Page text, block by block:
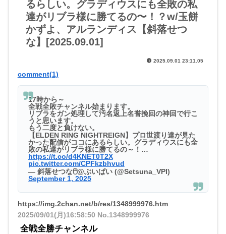
るらしい。グラディウスにも全敗の私
達がリブラ様に勝てるの〜！？w/玉餅
かずよ、アルランディス【斜落せつ
な】[2025.09.01]
2025.09.01 23:11.05
comment(1)
17時から～
全戦全敗チャンネル始まります。
リブラをガン処理して汚名返上名誉挽回の神回で行こ
うと思います。
もう二度と負けない。
【ELDEN RING NIGHTREIGN】プロ世渡り達が見た
かった配信がココにあるらしい。グラディウスにも全
敗の私達がリブラ様に勝てるの～！…
https://t.co/d4KNET0T2X
pic.twitter.com/CPFkzbhvud
— 斜落せつな🖱@ぶいぱい (@Setsuna_VPI)
September 1, 2025
https://img.2chan.net/b/res/1348999976.htm
2025/09/01(月)16:58:50 No.1348999976
全戦全勝チャンネル